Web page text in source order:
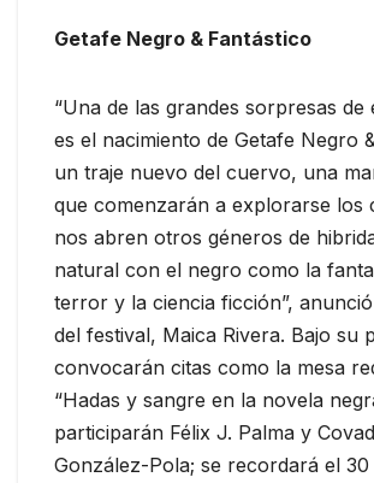
Getafe Negro & Fantástico
“Una de las grandes sorpresas de
es el nacimiento de Getafe Negro
un traje nuevo del cuervo, una
que comenzarán a explorarse los
nos abren otros géneros de
natural con el negro como la
terror y la ciencia ficción”,
del festival, Maica Rivera. Bajo su
convocarán citas como la mesa
“Hadas y sangre en la novela
participarán Félix J. Palma y
González-Pola; se recordará el